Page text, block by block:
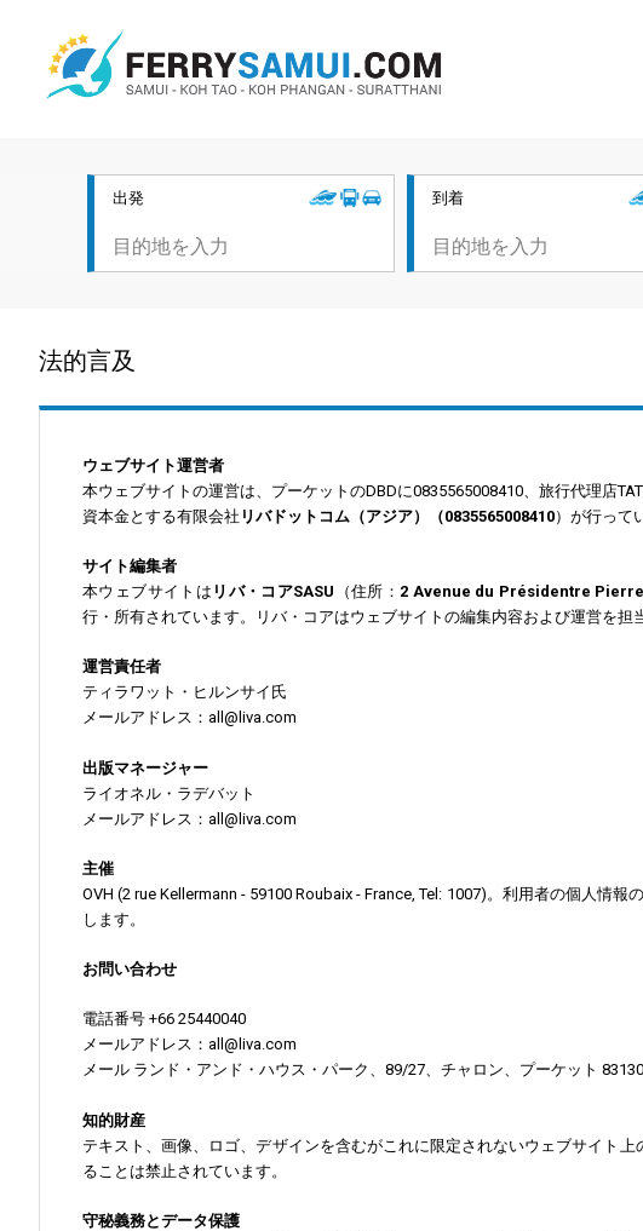
出発 到着
法的言及
ウェブサイト運営者
本ウェブサイトの運営は、プーケットのDBDに0835565008410、旅行代理店
資本金とする有限会社 リバドットコム（アジア）（0835565008410）が行って
サイト編集者
本ウェブサイトは リバ・コアSASU （住所： 2 Avenue du Présidentre
行・所有されています。リバ・コアはウェブサイトの編集内容および運営を担
運営責任者
ティラワット・ヒルンサイ氏
メールアドレス：all@liva.com
出版マネージャー
ライオネル・ラデバット
メールアドレス：all@liva.com
主催
OVH (2 rue Kellermann - 59100 Roubaix - France, Tel: 1007)。利用者の個人情
します。
お問い合わせ
電話番号 +66 25440040
メールアドレス：all@liva.com
メール ランド・アンド・ハウス・パーク、89/27、チャロン、プーケット 83130
知的財産
テキスト、画像、ロゴ、デザインを含むがこれに限定されないウェブサイト上
ることは禁止されています。
守秘義務とデータ保護